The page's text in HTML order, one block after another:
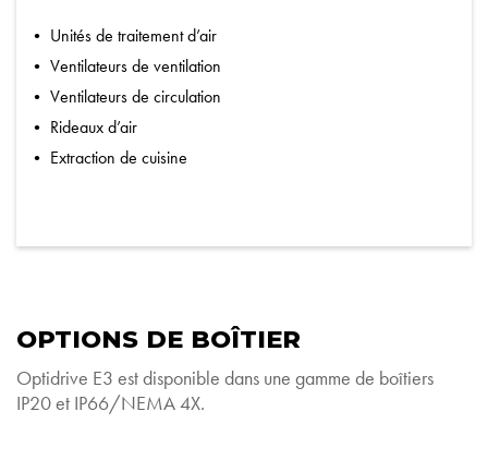
Unités de traitement d’air
Ventilateurs de ventilation
Ventilateurs de circulation
Rideaux d’air
Extraction de cuisine
OPTIONS DE BOÎTIER
Optidrive E3 est disponible dans une gamme de boîtiers
IP20 et IP66/NEMA 4X.